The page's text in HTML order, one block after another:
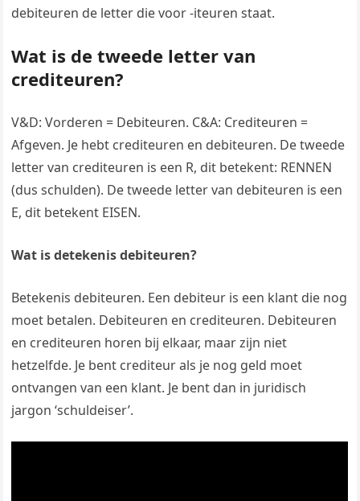
debiteuren de letter die voor -iteuren staat.
Wat is de tweede letter van
crediteuren?
V&D: Vorderen = Debiteuren. C&A: Crediteuren =
Afgeven. Je hebt crediteuren en debiteuren. De tweede
letter van crediteuren is een R, dit betekent: RENNEN
(dus schulden). De tweede letter van debiteuren is een
E, dit betekent EISEN.
Wat is detekenis debiteuren?
Betekenis debiteuren. Een debiteur is een klant die nog
moet betalen. Debiteuren en crediteuren. Debiteuren
en crediteuren horen bij elkaar, maar zijn niet
hetzelfde. Je bent crediteur als je nog geld moet
ontvangen van een klant. Je bent dan in juridisch
jargon ‘schuldeiser’.